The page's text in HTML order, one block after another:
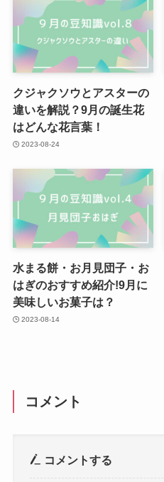
クジャクソウとアスターの
違いを解説？9月の誕生花
はどんな花言葉！
2023-08-24
水まる餅・お月見団子・お
はぎのおすすめ紹介!9月に
美味しいお菓子は？
2023-08-14
コメント
コメントする